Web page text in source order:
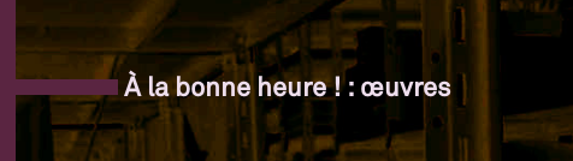
À la bonne heure ! : œuvres